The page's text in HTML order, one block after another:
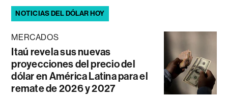
NOTICIAS DEL DÓLAR HOY
MERCADOS
Itaú revela sus nuevas
proyecciones del precio del
dólar en América Latina para el
remate de 2026 y 2027